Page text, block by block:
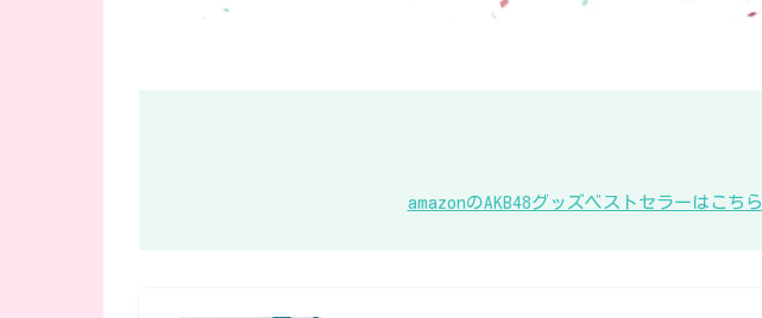
amazonのAKB48グッズベストセラーはこちら